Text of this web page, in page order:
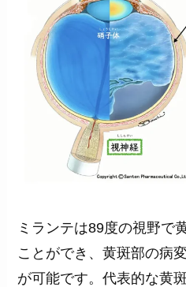
ミランテは89度の視野で
ことができ、黄斑部の病
が可能です。代表的な黄